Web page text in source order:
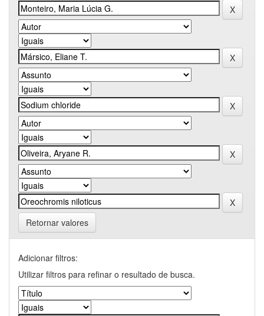
Retornar valores
Adicionar filtros:
Utilizar filtros para refinar o resultado de busca.